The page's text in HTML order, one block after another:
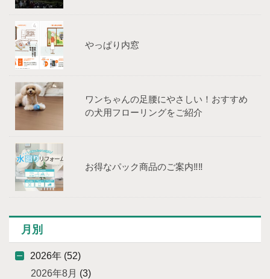
やっぱり内窓
ワンちゃんの足腰にやさしい！おすすめ
の犬用フローリングをご紹介
お得なパック商品のご案内‼‼
月別
2026年 (52)
2026年8月 (3)